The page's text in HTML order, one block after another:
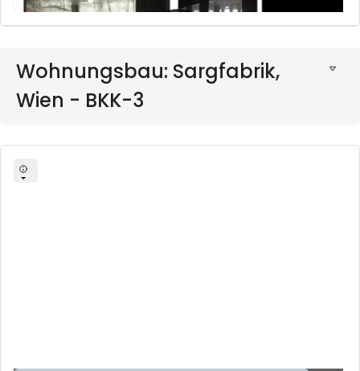
Wohnungsbau: Sargfabrik,
Wien - BKK-3